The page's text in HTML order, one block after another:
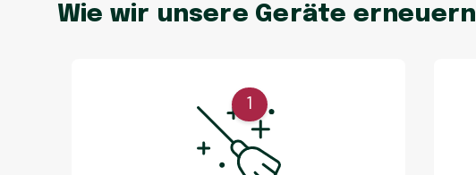
Wie wir unsere Geräte erneuern
1